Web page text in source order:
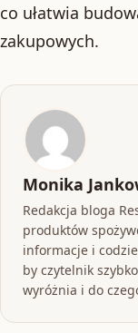
co ułatwia
zakupowych.
Monika
Redakcja bloga
produktów
informacje i
by czytelnik
wyróżnia i do